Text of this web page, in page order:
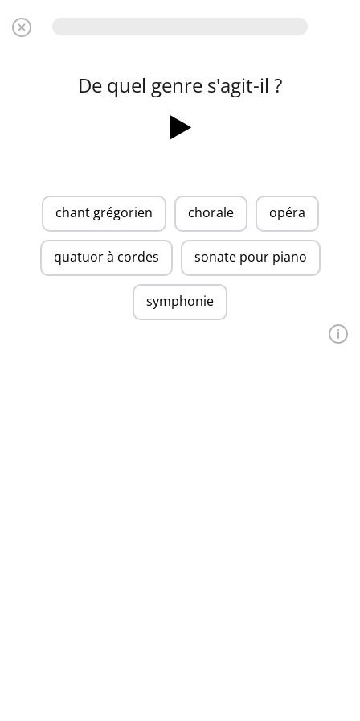
De quel genre s'agit-il ?
chant grégorien chorale opéra
quatuor à cordes sonate pour piano
symphonie